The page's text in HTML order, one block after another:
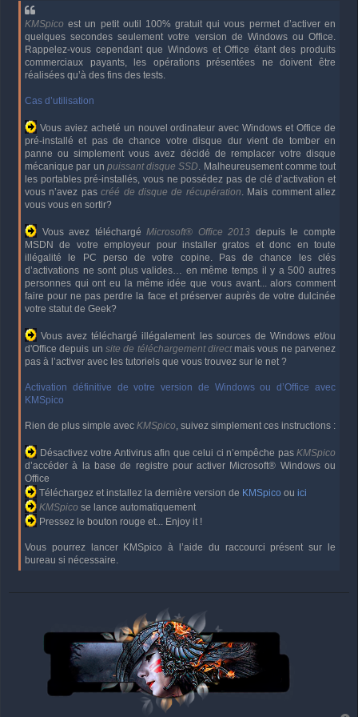
KMSpico est un petit outil 100% gratuit qui vous permet d’activer en
quelques secondes seulement votre version de Windows ou Office.
Rappelez-vous cependant que Windows et Office étant des produits
commerciaux payants, les opérations présentées ne doivent être
réalisées qu’à des fins des tests.
Cas d’utilisation
Vous aviez acheté un nouvel ordinateur avec Windows et Office de
pré-installé et pas de chance votre disque dur vient de tomber en
panne ou simplement vous avez décidé de remplacer votre disque
mécanique par un puissant disque SSD. Malheureusement comme tout
les portables pré-installés, vous ne possédez pas de clé d’activation et
vous n’avez pascréé de disque de récupération. Mais comment allez
vous vous en sortir?
Vous avez téléchargéMicrosoft® Office 2013 depuis le compte
MSDN de votre employeur pour installer gratos et donc en toute
illégalité le PC perso de votre copine. Pas de chance les clés
d’activations ne sont plus valides… en même temps il y a 500 autres
personnes qui ont eu la même idée que vous avant... alors comment
faire pour ne pas perdre la face et préserver auprès de votre dulcinée
votre statut de Geek?
Vous avez téléchargé illégalement les sources de Windows et/ou
d'Office depuis un site de téléchargement directmais vous ne parvenez
pas à l’activer avec les tutoriels que vous trouvez sur le net ?
Activation définitive de votre version de Windows ou d’Office avec
KMSpico
Rien de plus simple avec KMSpico, suivez simplement ces instructions :
Désactivez votre Antivirus afin que celui ci n’empêche pas KMSpico
d’accéder à la base de registre pour activer Microsoft® Windows ou
Office
Téléchargez et installez la dernière version de KMSpico ou ici
KMSpico se lance automatiquement
Pressez le bouton rouge et... Enjoy it !
Vous pourrez lancer KMSpico à l’aide du raccourci présent sur le
bureau si nécessaire.